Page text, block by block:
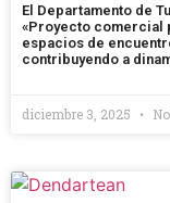
El Departamento de
«Proyecto comercial
espacios de
contribuyendo a
diciembre 3, 2025